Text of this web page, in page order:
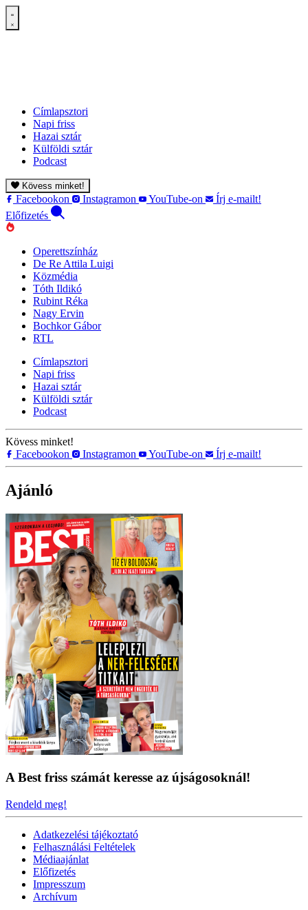
Címlapsztori
Napi friss
Hazai sztár
Külföldi sztár
Podcast
Kövess minket!
Facebookon Instagramon YouTube-on
Írj e-mailt!
Előfizetés
Operettszínház
De Re Attila Luigi
Közmédia
Tóth Ildikó
Rubint Réka
Nagy Ervin
Bochkor Gábor
RTL
Címlapsztori
Napi friss
Hazai sztár
Külföldi sztár
Podcast
Kövess minket!
Facebookon
Instagramon YouTube-on Írj e-mailt!
Ajánló
A Best friss számát keresse az újságosoknál!
Rendeld meg!
Adatkezelési tájékoztató
Felhasználási Feltételek
Médiaajánlat
Előfizetés
Impresszum
Archívum